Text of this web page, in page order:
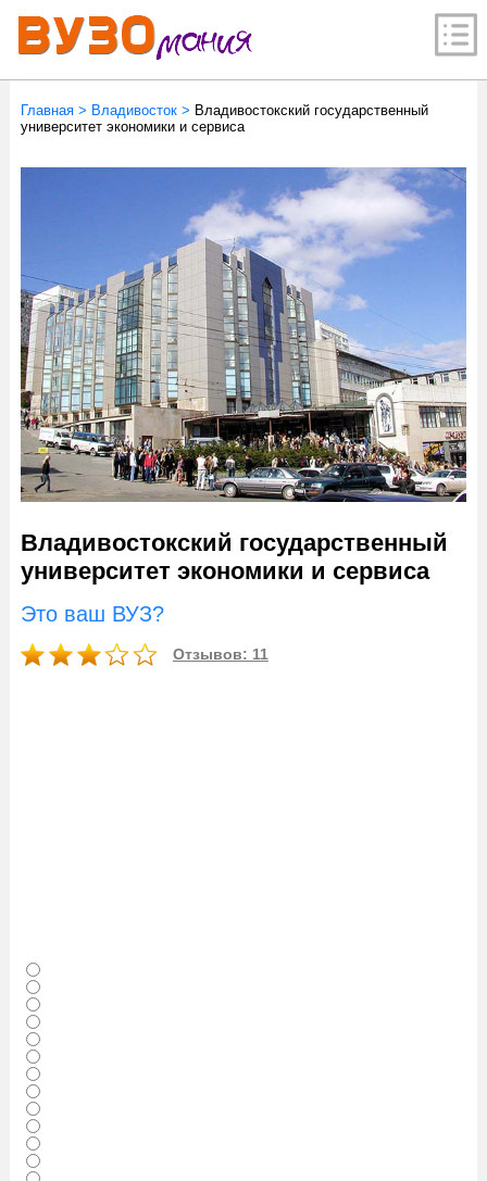
Главная> Владивосток> Владивостокский государственный
университет экономики и сервиса
Владивостокский государственный
университет экономики и сервиса
Это ваш ВУЗ?
Отзывов: 11